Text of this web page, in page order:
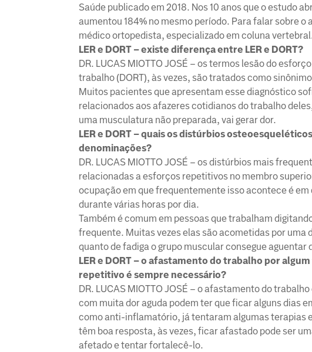
Saúde publicado em 2018. Nos 10 anos que o estudo
aumentou 184% no mesmo período. Para falar sobre
médico ortopedista, especializado em coluna
LER e DORT – existe diferença entre LER e DORT?
DR. LUCAS MIOTTO JOSÉ – os termos lesão do
trabalho (DORT), às vezes, são tratados como
Muitos pacientes que apresentam esse diagnóstico
relacionados aos afazeres cotidianos do trabalho
uma musculatura não preparada, vai gerar dor.
LER e DORT – quais os distúrbios
denominações?
DR. LUCAS MIOTTO JOSÉ – os distúrbios mais
relacionadas a esforços repetitivos no membro
ocupação em que frequentemente isso acontece é
durante várias horas por dia.
Também é comum em pessoas que trabalham
frequente. Muitas vezes elas são acometidas por
quanto de fadiga o grupo muscular consegue aguentar
LER e DORT – o afastamento do trabalho por
repetitivo é sempre necessário?
DR. LUCAS MIOTTO JOSÉ – o afastamento do
com muita dor aguda podem ter que ficar alguns dias
como anti-inflamatório, já tentaram algumas terapias
têm boa resposta, às vezes, ficar afastado pode ser
afetado e tentar fortalecê-lo.